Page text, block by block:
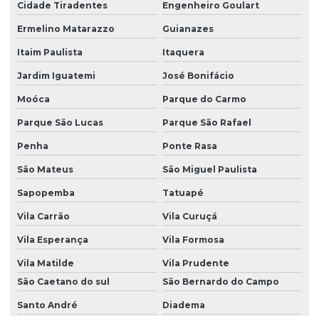
Plano de controle ambiental pca
Plano de controle de emissões atmosféricas
Plano de gerenciamento de resíduos
Plano de gerenciamento de resíduos pgrss
Plano de supervisão ambiental
Prad licenciamento ambiental
Programa de supervisão ambiental
Projeto de compensação ambiental
Projeto depósito de agrotóxicos
Projeto de recuperação de áreas degradadas
Projeto de recuperação de áreas degradadas pela mineração
Projeto de recuperação de áreas degradadas prad
Cidade Tiradentes Engenheiro Goulart
Ermelino Matarazzo Guianazes
Itaim Paulista Itaquera
Jardim Iguatemi José Bonifácio
Moóca Parque do Carmo
Parque São Lucas Parque São Rafael
Penha Ponte Rasa
São Mateus São Miguel Paulista
Sapopemba Tatuapé
Vila Carrão Vila Curuçá
Vila Esperança Vila Formosa
Vila Matilde
Vila Prudente
São Caetano do sul
São Bernardo do Campo
Santo André Diadema